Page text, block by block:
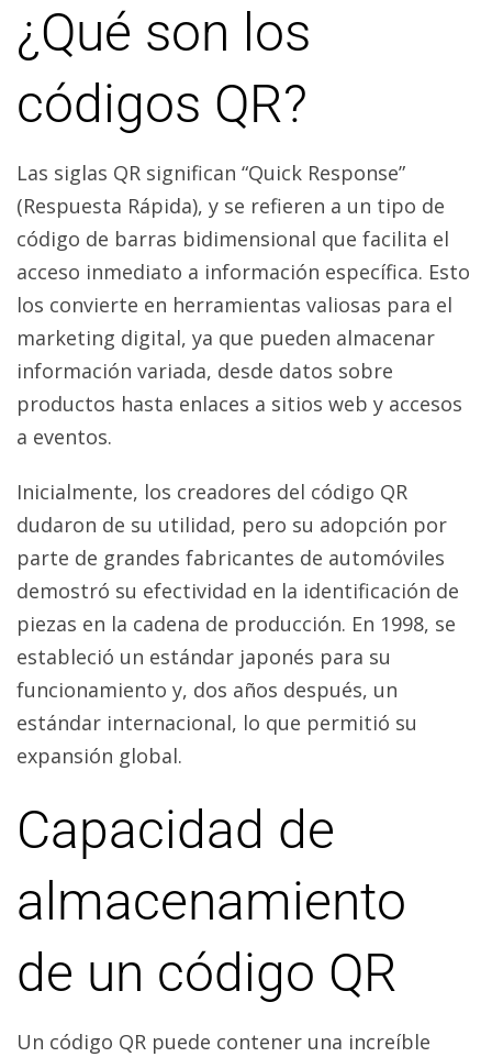
¿Qué son los
códigos QR?
Las siglas QR significan “Quick Response”
(Respuesta Rápida), y se refieren a un tipo de
código de barras bidimensional que facilita el
acceso inmediato a información específica. Esto
los convierte en herramientas valiosas para el
marketing digital, ya que pueden almacenar
información variada, desde datos sobre
productos hasta enlaces a sitios web y accesos
a eventos.
Inicialmente, los creadores del código QR
dudaron de su utilidad, pero su adopción por
parte de grandes fabricantes de automóviles
demostró su efectividad en la identificación de
piezas en la cadena de producción. En 1998, se
estableció un estándar japonés para su
funcionamiento y, dos años después, un
estándar internacional, lo que permitió su
expansión global.
Capacidad de
almacenamiento
de un código QR
Un código QR puede contener una increíble